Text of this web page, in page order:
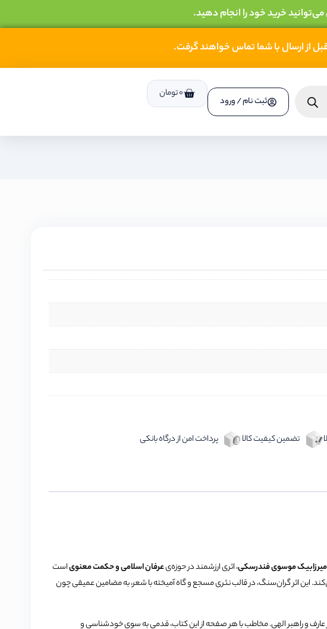
خرید خود را انجام دهید.
از ارسال با شما تماس خواهند گرفت.
ثبت نام / ورود
0تومان
تضمین کیفیت کالا پرداخت امن از درگاه بانکی
موسوی فندرسکی، اثری ارزشمند در حوزه‌یعرفان اسلامی و حکمت معنویاست
این اثر گران‌سنگ، در قالب نثری مسجع و گاه آمیخته با شعر، به مضامین عمیقی چون
و راهبر الهی. مخاطب با هر صفحه از این کتاب، قدمی به سوی خودشناسی و